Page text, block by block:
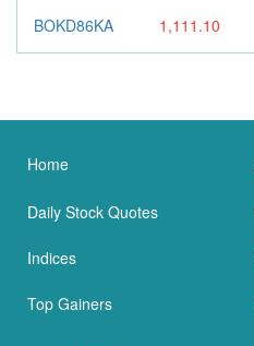
BOKD86KA 1,111.10
Home
Daily Stock Quotes
Indices
Top Gainers